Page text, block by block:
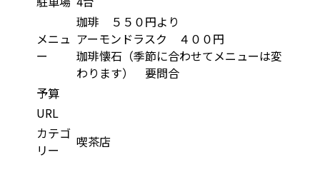
メニュ
ー
珈琲 ５５０円より
アーモンドラスク ４００円
珈琲懐石（季節に合わせてメニューは変
わります） 要問合
予算
URL
カテゴ
リー
喫茶店